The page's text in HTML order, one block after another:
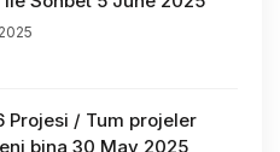
Projesi / Tum projeler
bina 30 May 2025